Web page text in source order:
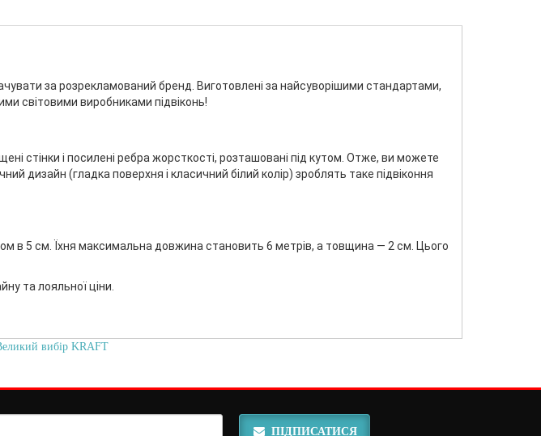
за розрекламований бренд. Виготовлені за найсуворішими стандартами,
світовими виробниками підвіконь!
стінки і посилені ребра жорсткості, розташовані під кутом. Отже, ви можете
дизайн (гладка поверхня і класичний білий колір) зроблять таке підвіконня
в 5 см. Їхня максимальна довжина становить 6 метрів, а товщина — 2 см. Цього
та лояльної ціни.
вибір KRAFT
ПІДПИСАТИСЯ